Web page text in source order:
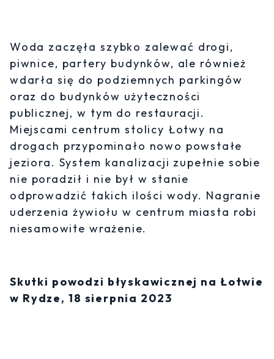
Woda zaczęła szybko zalewać drogi,
piwnice, partery budynków, ale również
wdarła się do podziemnych parkingów
oraz do budynków użyteczności
publicznej, w tym do restauracji.
Miejscami centrum stolicy Łotwy na
drogach przypominało nowo powstałe
jeziora. System kanalizacji zupełnie sobie
nie poradził i nie był w stanie
odprowadzić takich ilości wody. Nagranie
uderzenia żywiołu w centrum miasta robi
niesamowite wrażenie.
Skutki powodzi błyskawicznej na Łotwie
w Rydze, 18 sierpnia 2023